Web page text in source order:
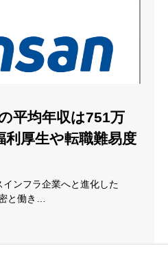
平均年収は751万
利厚生や転職難易度
インフラ企業へと進化した
と働き…